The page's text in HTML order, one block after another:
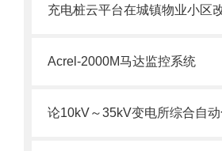
Acrel-2000M马达监控系统